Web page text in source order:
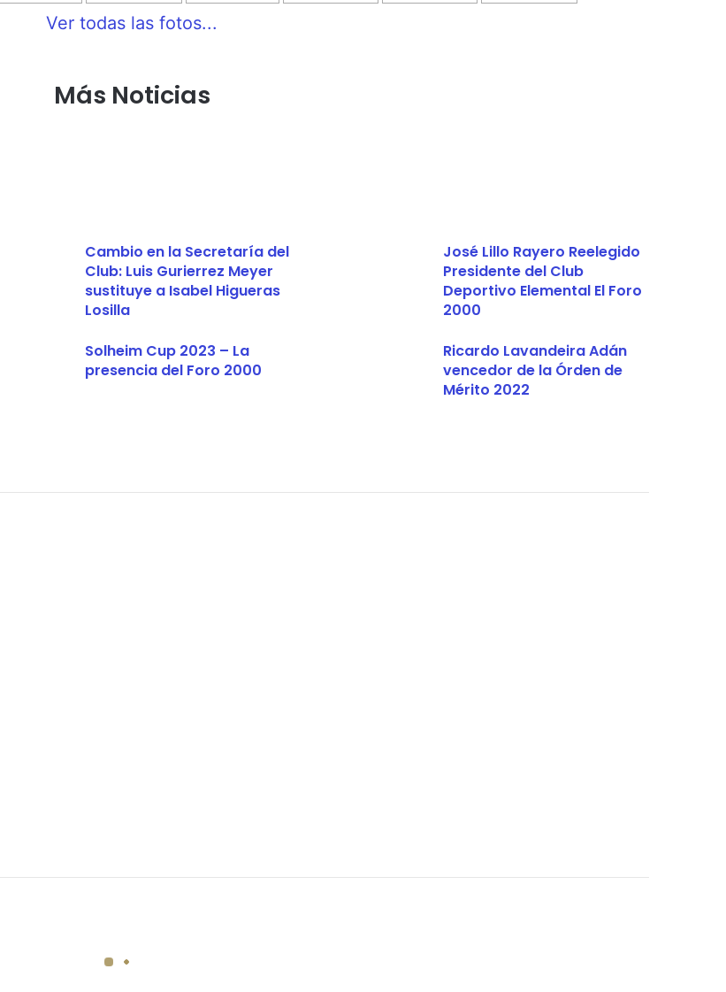
Ver todas las fotos...
Más Noticias
Cambio en la Secretaría del
Club: Luis Gurierrez Meyer
sustituye a Isabel Higueras
Losilla
José Lillo Rayero Reelegido
Presidente del Club
Deportivo Elemental El Foro
2000
Solheim Cup 2023 – La
presencia del Foro 2000
Ricardo Lavandeira Adán
vencedor de la Órden de
Mérito 2022